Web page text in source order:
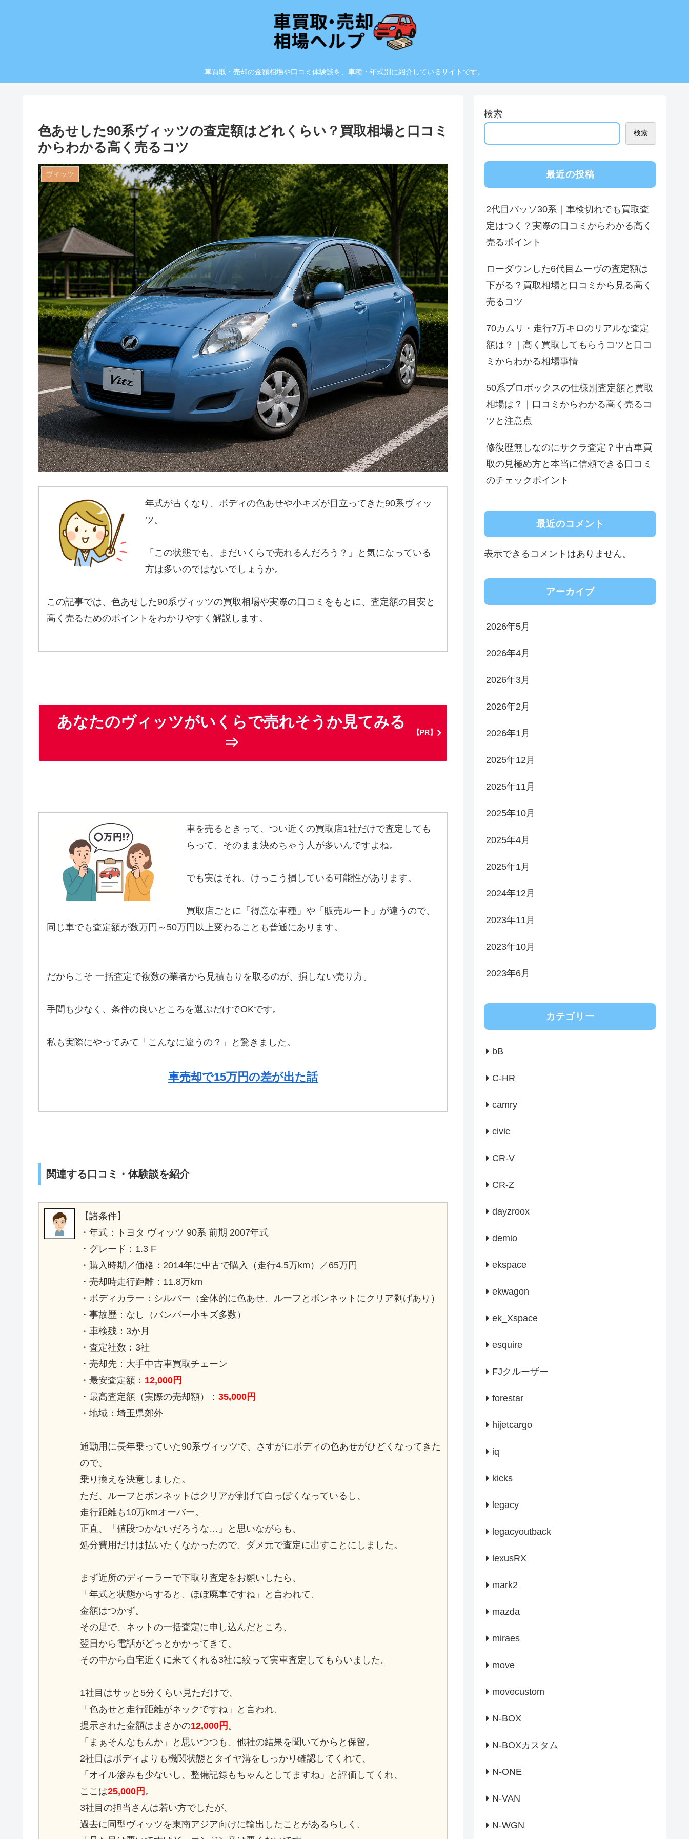
車買取・売却の金額相場や口コミ体験談を、車種・年式別に紹介しているサイトです。
色あせした90系ヴィッツの査定額はどれくらい？買取相場と口コミ
からわかる高く売るコツ
ヴィッツ
年式が古くなり、ボディの色あせや小キズが目立ってきた90系ヴィッ
ツ。
「この状態でも、まだいくらで売れるんだろう？」と気になっている
方は多いのではないでしょうか。
この記事では、色あせした90系ヴィッツの買取相場や実際の口コミをもとに、査定額の目安と
高く売るためのポイントをわかりやすく解説します。
あなたのヴィッツがいくらで売れそうか見てみる
⇒
【PR】
車を売るときって、つい近くの買取店1社だけで査定しても
らって、そのまま決めちゃう人が多いんですよね。
でも実はそれ、けっこう損している可能性があります。
買取店ごとに「得意な車種」や「販売ルート」が違うので、
同じ車でも査定額が数万円～50万円以上変わることも普通にあります。
だからこそ 一括査定で複数の業者から見積もりを取るのが、損しない売り方。
手間も少なく、条件の良いところを選ぶだけでOKです。
私も実際にやってみて「こんなに違うの？」と驚きました。
車売却で15万円の差が出た話
関連する口コミ・体験談を紹介
【諸条件】
・年式：トヨタ ヴィッツ 90系 前期 2007年式
・グレード：1.3 F
・購入時期／価格：2014年に中古で購入（走行4.5万km）／65万円
・売却時走行距離：11.8万km
・ボディカラー：シルバー（全体的に色あせ、ルーフとボンネットにクリア剥げあり）
・事故歴：なし（バンパー小キズ多数）
・車検残：3か月
・査定社数：3社
・売却先：大手中古車買取チェーン
・最安査定額： 12,000円
・最高査定額（実際の売却額）： 35,000円
・地域：埼玉県郊外
通勤用に長年乗っていた90系ヴィッツで、さすがにボディの色あせがひどくなってきた
ので、
乗り換えを決意しました。
ただ、ルーフとボンネットはクリアが剥げて白っぽくなっているし、
走行距離も10万kmオーバー。
正直、「値段つかないだろうな…」と思いながらも、
処分費用だけは払いたくなかったので、ダメ元で査定に出すことにしました。
まず近所のディーラーで下取り査定をお願いしたら、
「年式と状態からすると、ほぼ廃車ですね」と言われて、
金額はつかず。
その足で、ネットの一括査定に申し込んだところ、
翌日から電話がどっとかかってきて、
その中から自宅近くに来てくれる3社に絞って実車査定してもらいました。
1社目はサッと5分くらい見ただけで、
「色あせと走行距離がネックですね」と言われ、
提示された金額はまさかの12,000円 。
「まぁそんなもんか」と思いつつも、他社の結果を聞いてからと保留。
2社目はボディよりも機関状態とタイヤ溝をしっかり確認してくれて、
「オイル滲みも少ないし、整備記録もちゃんとしてますね」と評価してくれ、
ここは25,000円 。
3社目の担当さんは若い方でしたが、
過去に同型ヴィッツを東南アジア向けに輸出したことがあるらしく、
検索
検索
最近の投稿
2代目パッソ30系｜車検切れでも買取査
定はつく？実際の口コミからわかる高く
売るポイント
ローダウンした6代目ムーヴの査定額は
下がる？買取相場と口コミから見る高く
売るコツ
70カムリ・走行7万キロのリアルな査定
額は？｜高く買取してもらうコツと口コ
ミからわかる相場事情
50系プロボックスの仕様別査定額と買取
相場は？｜口コミからわかる高く売るコ
ツと注意点
修復歴無しなのにサクラ査定？中古車買
取の見極め方と本当に信頼できる口コミ
のチェックポイント
最近のコメント
表示できるコメントはありません。
アーカイブ
2026年5月
2026年4月
2026年3月
2026年2月
2026年1月
2025年12月
2025年11月
2025年10月
2025年4月
2025年1月
2024年12月
2023年11月
2023年10月
2023年6月
カテゴリー
bB
C-HR
camry
civic
CR-V
CR-Z
dayzroox
demio
ekspace
ekwagon
ek_Xspace
esquire
FJクルーザー
forestar
hijetcargo
iq
kicks
legacy
legacyoutback
lexusRX
mark2
mazda
miraes
move
movecustom
N-BOX
N-BOXカスタム
N-ONE
N-VAN
N-WGN